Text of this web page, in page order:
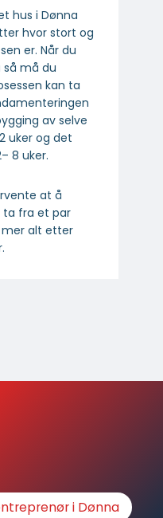
hus i Dønna
hvor stort og
er. Når du
så må du
kan ta
av selve
uker og det
8 uker.
at å
ta fra et par
alt etter
i Dønna